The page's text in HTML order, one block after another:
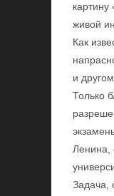
живой
Как
и
Только
Ленина,
Задача,